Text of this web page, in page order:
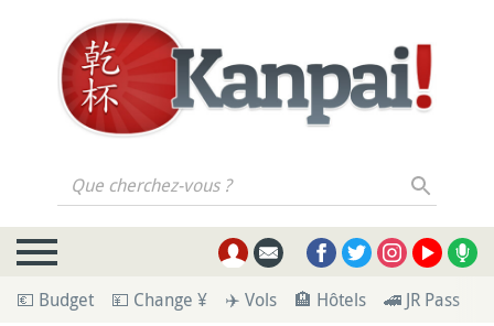
Que cherchez-vous ?
💶 Budget 💴 Change ¥ ✈️ Vols 🏨 Hôtels 🚄 JR Pass